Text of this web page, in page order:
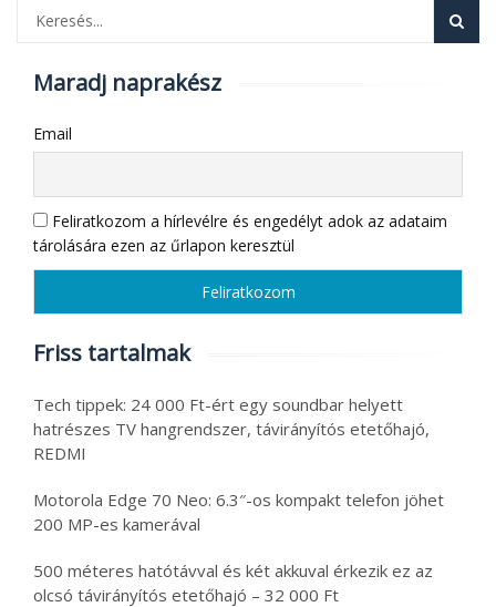
Maradj naprakész
Email
Feliratkozom a hírlevélre és engedélyt adok az adataim
tárolására ezen az űrlapon keresztül
Friss tartalmak
Tech tippek: 24 000 Ft-ért egy soundbar helyett
hatrészes TV hangrendszer, távirányítós etetőhajó,
REDMI
Motorola Edge 70 Neo: 6.3″-os kompakt telefon jöhet
200 MP-es kamerával
500 méteres hatótávval és két akkuval érkezik ez az
olcsó távirányítós etetőhajó – 32 000 Ft